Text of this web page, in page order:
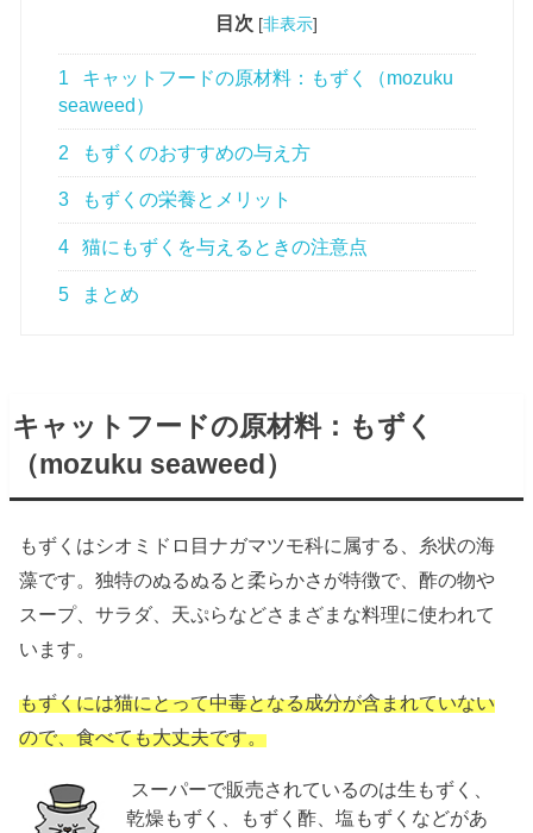
目次 [非表示]
1
キャットフードの原材料：もずく（mozuku
seaweed）
2 もずくのおすすめの与え方
3 もずくの栄養とメリット
4 猫にもずくを与えるときの注意点
5 まとめ
キャットフードの原材料：もずく
（mozuku seaweed ）
もずくはシオミドロ目ナガマツモ科に属する、糸状の海
藻です。独特のぬるぬると柔らかさが特徴で、酢の物や
スープ、サラダ、天ぷらなどさまざまな料理に使われて
います。
もずくには猫にとって中毒となる成分が含まれていない
ので、食べても大丈夫です。
スーパーで販売されているのは生もずく、
乾燥もずく、もずく酢、塩もずくなどがあ